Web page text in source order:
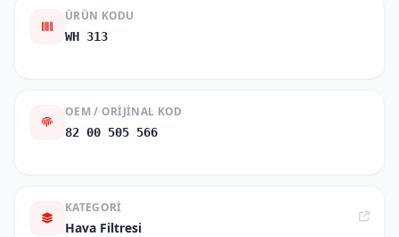
ÜRÜN KODU
WH 313
OEM / ORIJINAL KOD
82 00 505 566
KATEGORI
Hava Filtresi